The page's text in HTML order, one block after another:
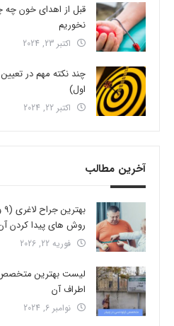
قبل از اهدای خون
نخوریم
اکتبر 23, 2024
چند نکته مهم در
اول)
اکتبر 22, 2024
آخرین مطالب
روش های پیدا کردن
فوریه 22, 2026
لیست بهترین متخصص
اطراف آن
نوامبر 6, 2024